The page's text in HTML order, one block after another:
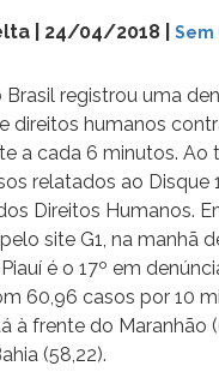
| 24/04/2018 | Sem
Brasil registrou uma
direitos humanos
a cada 6 minutos. Ao
relatados ao Disque
Direitos Humanos.
site G1, na manhã
é o 17º em
60,96 casos por 10
à frente do Maranhão
(58,22).